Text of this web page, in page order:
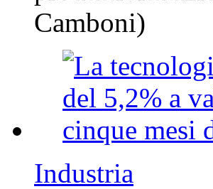
Camboni)
Industria